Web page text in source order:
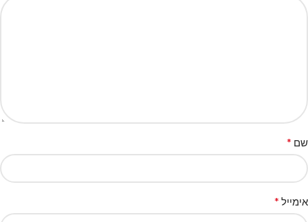
שם *
אימייל *